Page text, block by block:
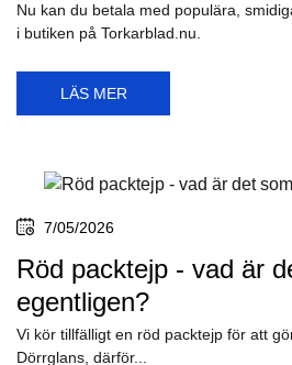
Nu kan du betala med populära,
i butiken på Torkarblad.nu.
LÄS MER
7/05/2026
Röd packtejp - vad är
egentligen?
Vi kör tillfälligt en röd packtejp för att
Dörrglans, därför...